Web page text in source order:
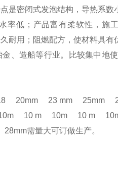
是密闭式发泡结构，导热系
率低；产品富有柔软性，施
耐用；阻燃配方，使材料具
、造船等行业。比较集中地
20mm 23 mm 25mm
10 m 10m 10 m
需量大可订做生产。